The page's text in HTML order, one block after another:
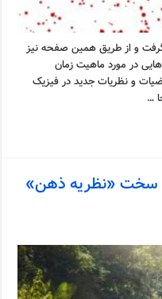
گرفت و از طریق همین صفحه نیز
در مورد ماهیت زمان
و نظریات جدید در فیزیک
…
سخت «نظریه ذهن»